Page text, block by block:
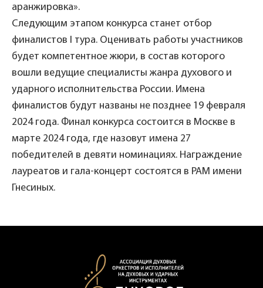
аранжировка».
Следующим этапом конкурса станет отбор
финалистов I тура. Оценивать работы участников
будет компетентное жюри, в состав которого
вошли ведущие специалисты жанра духового и
ударного исполнительства России. Имена
финалистов будут названы не позднее 19 февраля
2024 года. Финал конкурса состоится в Москве в
марте 2024 года, где назовут имена 27
победителей в девяти номинациях. Награждение
лауреатов и гала-концерт состоятся в РАМ имени
Гнесиных.